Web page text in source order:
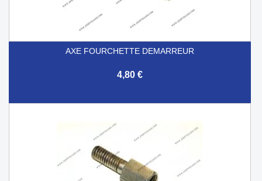
AXE FOURCHETTE DEMARREUR
4,80 €